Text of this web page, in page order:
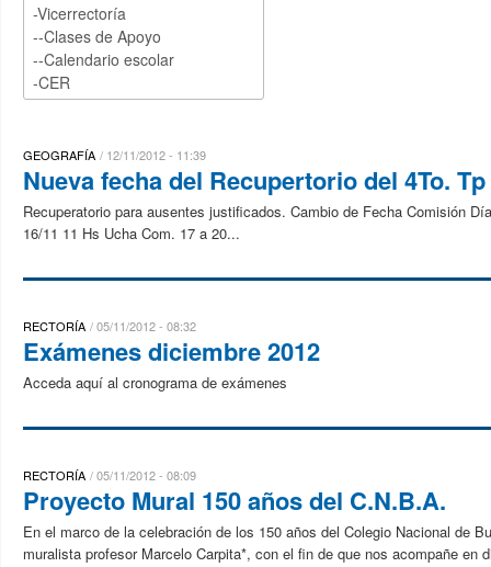
GEOGRAFÍA 12/11/2012 - 11:39
Nueva fecha del Recupertorio del 4To.
Recuperatorio para ausentes justificados. Cambio de Fecha Comisión
16/11 11 Hs Ucha Com. 17 a 20...
RECTORÍA 05/11/2012 - 08:32
Exámenes diciembre 2012
Acceda aquí al cronograma de exámenes
RECTORÍA 05/11/2012 - 08:09
Proyecto Mural 150 años del C.N.B.A.
En el marco de la celebración de los 150 años del Colegio Nacional de
muralista profesor Marcelo Carpita*, con el fin de que nos acompañe en